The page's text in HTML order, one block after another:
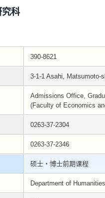
究科
390-8621
3-1-1 Asahi, Matsumoto-
Admissions Office,
(Faculty of Economics
0263-37-2304
0263-37-2346
硕士・博士前期课程
Department of